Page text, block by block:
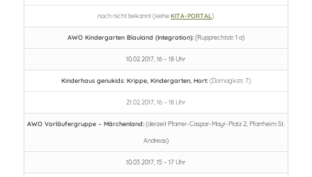
noch nicht bekannt (sieheKITA-PORTAL)
AWO Kindergarten Blauland (Integration):(Rupprechtstr. 1 a)
10.02.2017, 16 – 18 Uhr
Kinderhaus genukids: Krippe, Kindergarten, Hort:(Domagkstr. 7)
21.02.2017, 16 – 18 Uhr
AWO Vorläufergruppe – Märchenland:(derzeit Pfarrer-Caspar-Mayr-Platz 2, Pfarrheim St.
Andreas)
10.03.2017, 15 – 17 Uhr